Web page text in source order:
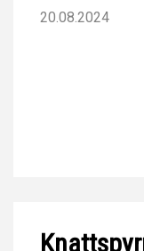
20.08.2024